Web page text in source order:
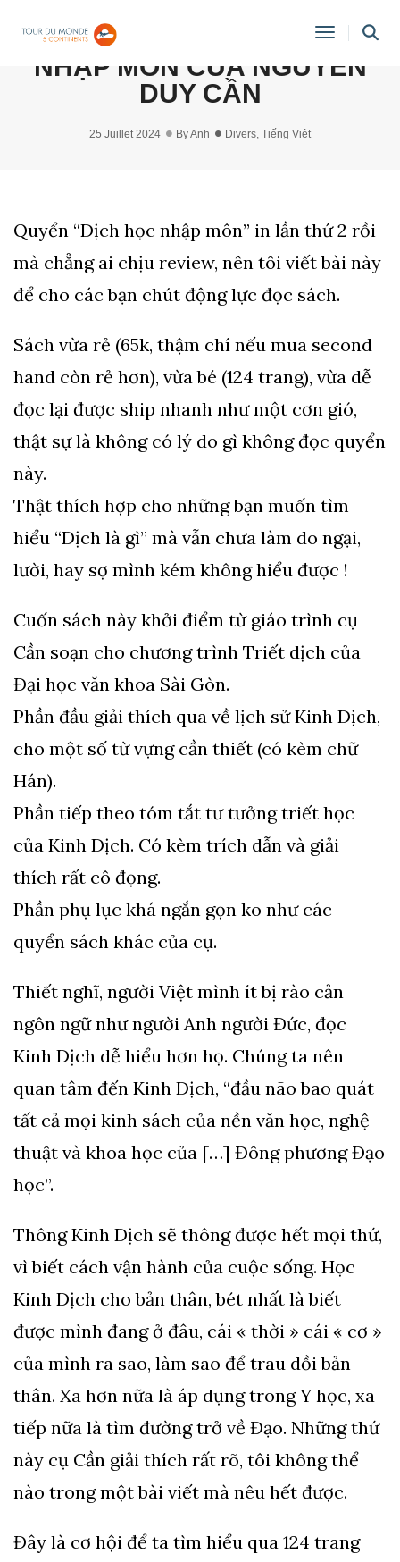
Toggle
[REVIEW] SÁCH DỊCH HỌC
NHẬP MÔN CỦA NGUYỄN
DUY CẦN
25 Juillet 2024 ByAnh Divers, Tiếng Việt
Quyển “Dịch học nhập môn” in lần thứ 2 rồi
mà chẳng ai chịu review, nên tôi viết bài này
để cho các bạn chút động lực đọc sách.
Sách vừa rẻ (65k, thậm chí nếu mua second
hand còn rẻ hơn), vừa bé (124 trang), vừa dễ
đọc lại được ship nhanh như một cơn gió,
thật sự là không có lý do gì không đọc quyển
này.
Thật thích hợp cho những bạn muốn tìm
hiểu “Dịch là gì” mà vẫn chưa làm do ngại,
lười, hay sợ mình kém không hiểu được !
Cuốn sách này khởi điểm từ giáo trình cụ
Cần soạn cho chương trình Triết dịch của
Đại học văn khoa Sài Gòn.
Phần đầu giải thích qua về lịch sử Kinh Dịch,
cho một số từ vựng cần thiết (có kèm chữ
Hán).
Phần tiếp theo tóm tắt tư tưởng triết học
của Kinh Dịch. Có kèm trích dẫn và giải
thích rất cô đọng.
Phần phụ lục khá ngắn gọn ko như các
quyển sách khác của cụ.
Thiết nghĩ, người Việt mình ít bị rào cản
ngôn ngữ như người Anh người Đức, đọc
Kinh Dịch dễ hiểu hơn họ. Chúng ta nên
quan tâm đến Kinh Dịch, “đầu não bao quát
tất cả mọi kinh sách của nền văn học, nghệ
thuật và khoa học của […] Đông phương Đạo
học”.
Thông Kinh Dịch sẽ thông được hết mọi thứ,
vì biết cách vận hành của cuộc sống. Học
Kinh Dịch cho bản thân, bét nhất là biết
được mình đang ở đâu, cái « thời » cái « cơ »
của mình ra sao, làm sao để trau dồi bản
thân. Xa hơn nữa là áp dụng trong Y học, xa
tiếp nữa là tìm đường trở về Đạo. Những thứ
này cụ Cần giải thích rất rõ, tôi không thể
nào trong một bài viết mà nêu hết được.
Đây là cơ hội để ta tìm hiểu qua 124 trang